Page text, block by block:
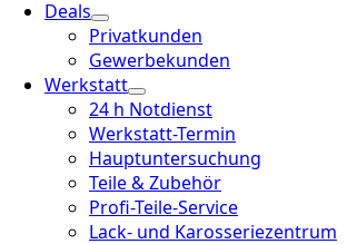
Deals
Privatkunden
Gewerbekunden
Werkstatt
24 h Notdienst
Werkstatt-Termin
Hauptuntersuchung
Teile & Zubehör
Profi-Teile-Service
Lack- und Karosseriezentrum